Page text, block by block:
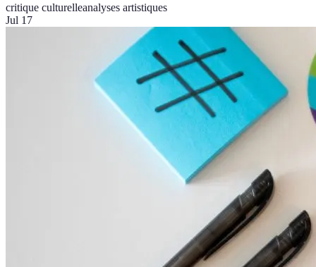
critique culturelleanalyses artistiques
Jul 17